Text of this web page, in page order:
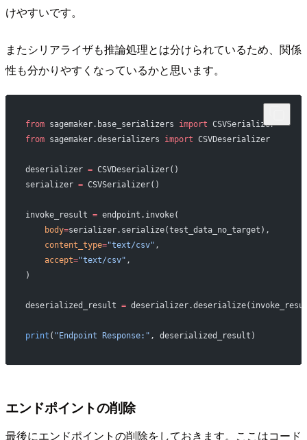
けやすいです。
またシリアライザも推論処理とは分けられているため、関係
性も分かりやすくなっているかと思います。
from sagemaker.base_serializers import CSVSerializer
from sagemaker.deserializers import CSVDeserializer
deserializer = CSVDeserializer()
serializer = CSVSerializer()
invoke_result = endpoint.invoke(
    body
=serializer.serialize(test_data_no_target),
    content_type
="text/csv" ,
    accept
="text/csv" ,
)
deserialized_result =
print ( "Endpoint Response:" , deserialized_result)
エンドポイントの削除
最後にエンドポイントの削除をしておきます。ここはコード